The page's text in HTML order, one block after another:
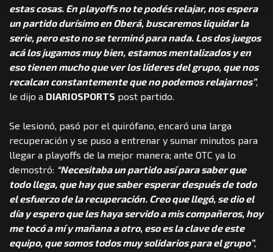
estas cosas. En playoffs no te podés relajar, nos espera
un partido durísimo en Oberá, buscaremos liquidar la
serie, pero esto no se terminó para nada. Los dos juegos
acá los jugamos muy bien, estamos mentalizados y en
eso tienen mucho que ver los líderes del grupo, que nos
recalcan constantemente que no podemos relajarnos”,
le dijo a DIARIOSPORTS post partido.
Se lesionó, pasó por el quirófano, encaró una larga
recuperación y se puso a entrenar y sumar minutos para
llegar a playoffs de la mejor manera; ante OTC ya lo
demostró: “Necesitaba un partido así para saber que
todo llega, que hay que saber esperar después de todo
el esfuerzo de la recuperación. Creo que llegó, se dio el
día y espero que les haya servido a mis compañeros, hoy
me tocó a mí y mañana a otro, eso es la clave de este
equipo, que somos todos muy solidarios para el grupo”,